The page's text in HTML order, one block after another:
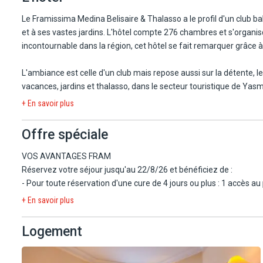
A 65 km de l'aéroport de Tunis Carthage (compter moins d'une
orangers et des bougainvilliers, Hammamet est connue pour la
"Saint Tropez à la tunisienne". Station balnéaire nichée au
sa médina avec son fort, ses ruelles et ses murs blanchis à la
Yasmine-Hammamet est une zone touristique développée il y a
m² de jardins aménagés, son agréable esplanade face à la
sable privée (route à traverser) et aménagée de transats,
L'aéroport de Tunis-Carthage est à 75 kilomètres et celui de
se trouvent à 5 km.
Le Framissima Medina Belisaire & Thalasso a le profil d'un club
et à ses vastes jardins. L'hôtel compte 276 chambres et
incontournable dans la région, cet hôtel se fait remarquer grâce
L'ambiance est celle d'un club mais repose aussi sur la détente,
vacances, jardins et thalasso, dans le secteur touristique de
sérénité.
À noter : mise en place du concept Framissima à compter du 4/
dédiées).
+ En savoir plus
Offre spéciale
VOS AVANTAGES FRAM
Réservez votre séjour jusqu'au 22/8/26 et bénéficiez de :
- Pour toute réservation d'une cure de 4 jours ou plus : 1 accès
+ En savoir plus
Logement